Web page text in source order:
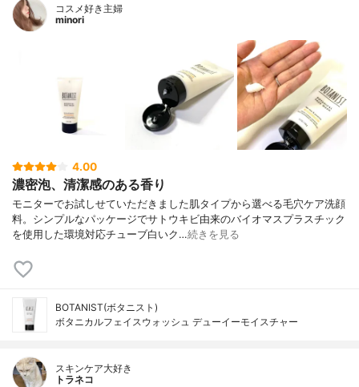
コスメ好き主婦
minori
4.00
濃密泡、清潔感のある香り
モニターでお試しせていただきました肌タイプから選べる毛穴ケア洗顔
料。シンプルなパッケージでサトウキビ由来のバイオマスプラスチック
を使用した環境対応チューブ白いク…続きを見る
BOTANIST(ボタニスト)
ボタニカルフェイスウォッシュ デューイーモイスチャー
スキンケア大好き
トラネコ